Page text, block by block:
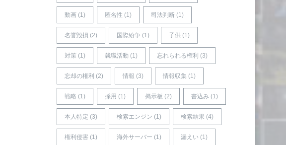
動画 (1) 匿名性 (1) 司法判断 (1)
名誉毀損 (2) 国際紛争 (1) 子供 (1)
対策 (1) 就職活動 (1) 忘れられる権利 (3)
忘却の権利 (2) 情報 (3) 情報収集 (1)
戦略 (1) 採用 (1) 掲示板 (2) 書込み (1)
本人特定 (3) 検索エンジン (1) 検索結果 (4)
権利侵害 (1) 海外サーバー (1) 漏えい (1)